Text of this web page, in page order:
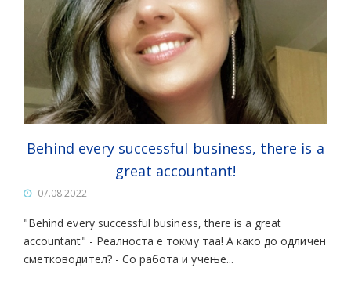
Behind every successful business, there is a
great accountant!
07.08.2022
"Behind every successful business, there is a great
accountant" - Реалноста е токму таа! А како до одличен
сметководител? - Со работа и учење...